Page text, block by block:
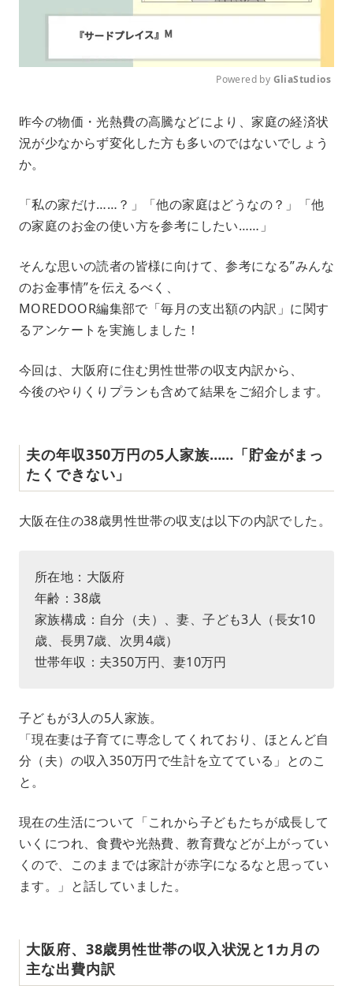
u
t
Powered by GliaStudios
昨今の物価・光熱費の高騰などにより、家庭の経済状
況が少なからず変化した方も多いのではないでしょう
か。
「私の家だけ……？」「他の家庭はどうなの？」「他
の家庭のお金の使い方を参考にしたい……」
そんな思いの読者の皆様に向けて、参考になる”みんな
のお金事情”を伝えるべく、
MOREDOOR編集部で「毎月の支出額の内訳」に関す
るアンケートを実施しました！
今回は、大阪府に住む男性世帯の収支内訳から、
今後のやりくりプランも含めて結果をご紹介します。
夫の年収350万円の5人家族……「貯金がまっ
たくできない」
大阪在住の38歳男性世帯の収支は以下の内訳でした。
所在地：大阪府
年齢：38歳
家族構成：自分（夫）、妻、子ども3人（長女10
歳、長男7歳、次男4歳）
世帯年収：夫350万円、妻10万円
子どもが3人の5人家族。
「現在妻は子育てに専念してくれており、ほとんど自
分（夫）の収入350万円で生計を立てている」とのこ
と。
現在の生活について「これから子どもたちが成長して
いくにつれ、食費や光熱費、教育費などが上がってい
くので、このままでは家計が赤字になるなと思ってい
ます。」と話していました。
大阪府、38歳男性世帯の収入状況と1カ月の
主な出費内訳